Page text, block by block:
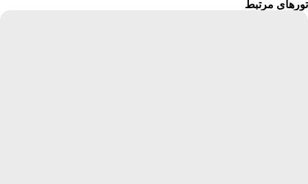
تورهای مرتبط